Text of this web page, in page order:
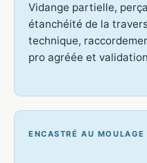
Vidange partielle,
étanchéité de la
technique,
pro agréée et
ENCASTRÉ AU MOULAGE